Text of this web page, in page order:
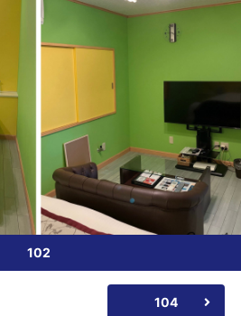
102
104